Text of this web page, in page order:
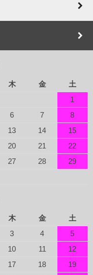
木 金
土
1
6 7
8
13 14
15
20 21
22
27 28
29
木 金
土
3 4
5
10 11
12
17 18
19